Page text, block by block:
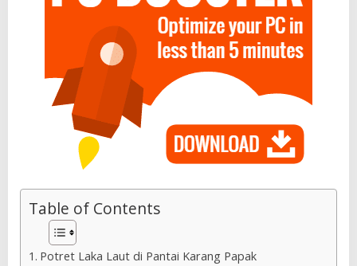
Table of Contents
Potret Laka Laut di Pantai Karang Papak